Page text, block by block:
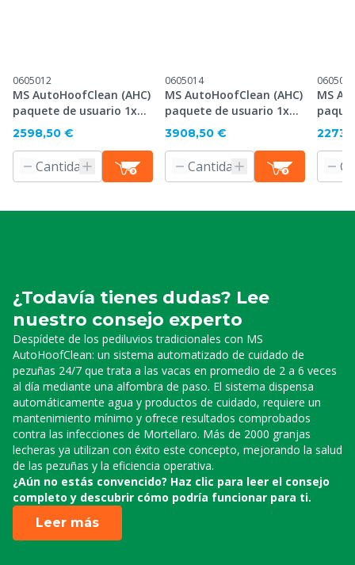
0605012
MS AutoHoofClean (AHC)
paquete de usuario 1x
300 cm, 1x 200 kg
2598,50 €
0605014
MS AutoHoofClean (AHC)
paquete de usuario 1x
300 cm, 2x 200 kg
3908,50 €
0605045
MS
200
¿Todavía tienes dudas? Lee
nuestro consejo experto
Despídete de los pediluvios tradicionales con MS
AutoHoofClean: un sistema automatizado de cuidado de
pezuñas 24/7 que trata a las vacas en promedio de 2 a 6 veces
al día mediante una alfombra de paso. El sistema dispensa
automáticamente agua y productos de cuidado, requiere un
mantenimiento mínimo y ofrece resultados comprobados
contra las infecciones de Mortellaro. Más de 2000 granjas
lecheras ya utilizan con éxito este concepto, mejorando la salud
de las pezuñas y la eficiencia operativa.
¿Aún no estás convencido? Haz clic para leer el consejo
completo y descubrir cómo podría funcionar para ti.
Leer más